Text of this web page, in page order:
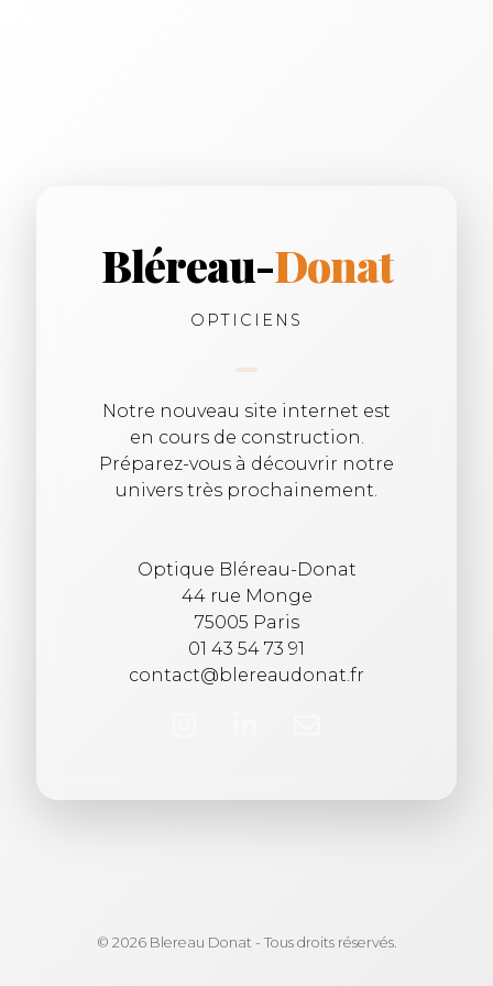
Bléreau-Donat
OPTICIENS
Notre nouveau site internet est
en cours de construction.
Préparez-vous à découvrir notre
univers très prochainement.
Optique Bléreau-Donat
44 rue Monge
75005 Paris
01 43 54 73 91
contact@blereaudonat.fr
© 2026 Blereau Donat - Tous droits réservés.